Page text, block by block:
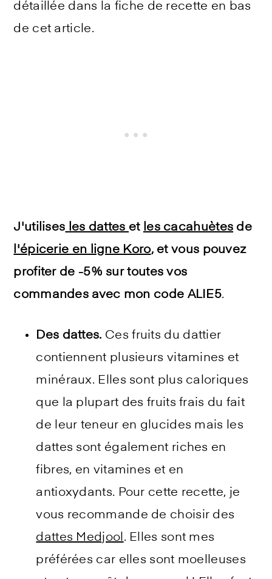
détaillée dans la fiche de recette en bas
de cet article.
J'utilises les dattes et les cacahuètes de
l'épicerie en ligne Koro, et vous pouvez
profiter de -5% sur toutes vos
commandes avec mon code ALIE5.
Des dattes. Ces fruits du dattier
contiennent plusieurs vitamines et
minéraux. Elles sont plus caloriques
que la plupart des fruits frais du fait
de leur teneur en glucides mais les
dattes sont également riches en
fibres, en vitamines et en
antioxydants. Pour cette recette, je
vous recommande de choisir des
dattes Medjool. Elles sont mes
préférées car elles sont moelleuses